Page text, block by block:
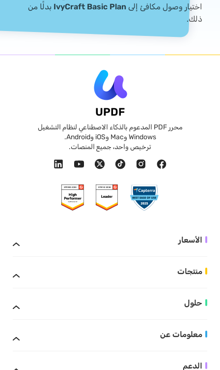
اختيار وصول مكافئ إلى IvyCraft Basic Plan بدلًا من
ذلك.
UPDF
محرر PDF المدعوم بالذكاء الاصطناعي لنظام التشغيل
Windows وMac وiOS وAndroid.
ترخيص واحد، جميع المنصات.
الأسعار
منتجات
حلول
معلومات عن
الدعم